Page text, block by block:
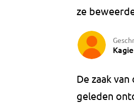
ze
De zaak
geleden